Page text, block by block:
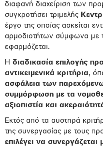
διαφανή διαχείριση των
συγκροτήσει τριμελής
έργο της οποίας ασκείται
αρμοδιοτήτων σύμφωνα με
εφαρμόζεται.
Η διαδικασία επιλογής
αντικειμενικά κριτήρια,
ασφάλεια των
συμμόρφωση με τα
αξιοπιστία και
Εκτός από τα αυστηρά
της συνεργασίας με τους
επιλέγει να